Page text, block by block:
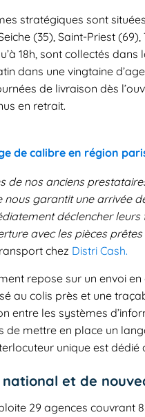
stratégiques sont
(35), Saint-Priest
18h, sont collectés
dans une vingtaine
de livraison dès
en retrait.
de calibre en région
de nos anciens
nous garantit une arrivée
déclencher
avec les pièces
chez Distri Cash.
repose sur un envoi
au colis près et une
entre les systèmes
de mettre en place un
unique est
national et de
29 agences couvrant